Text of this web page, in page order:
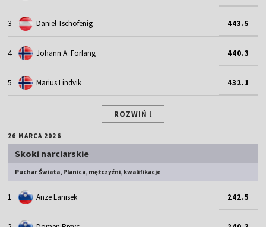
3 Daniel Tschofenig 443.5
4 Johann A. Forfang 440.3
5 Marius Lindvik 432.1
ROZWIŃ
26 MARCA 2026
Skoki narciarskie
Puchar Świata, Planica, mężczyźni, kwalifikacje
1 Anze Lanisek 242.5